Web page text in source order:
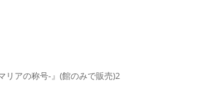
リアの称号-』(館のみで販売)2